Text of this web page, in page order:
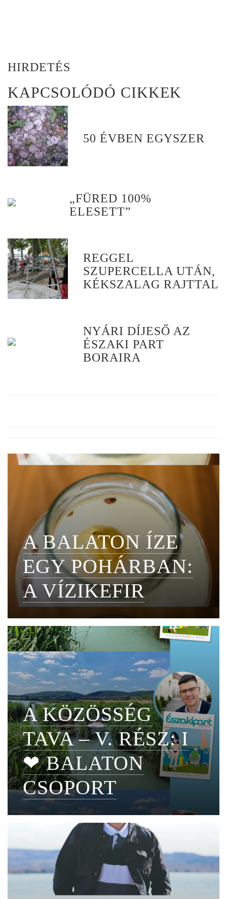
HIRDETÉS
KAPCSOLÓDÓ CIKKEK
50 ÉVBEN EGYSZER
„FÜRED 100%
ELESETT”
REGGEL
SZUPERCELLA UTÁN,
KÉKSZALAG RAJTTAL
NYÁRI DÍJESŐ AZ
ÉSZAKI PART
BORAIRA
A BALATON ÍZE
EGY POHÁRBAN:
A VÍZIKEFIR
A KÖZÖSSÉG
TAVA – V. RÉSZ: I
❤ BALATON
CSOPORT